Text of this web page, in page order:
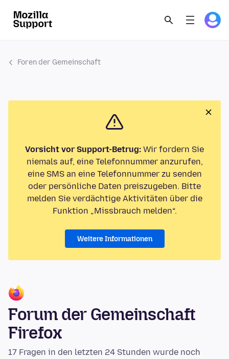
Foren der Gemeinschaft
Vorsicht vor Support-Betrug: Wir fordern Sie
niemals auf, eine Telefonnummer anzurufen,
eine SMS an eine Telefonnummer zu senden
oder persönliche Daten preiszugeben. Bitte
melden Sie verdächtige Aktivitäten über die
Funktion „Missbrauch melden“.
Weitere Informationen
Forum der Gemeinschaft
Firefox
17 Fragen in den letzten 24 Stunden wurde noch